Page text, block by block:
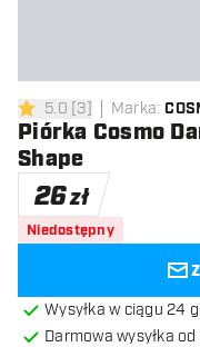
5 gwiazdki oceny
5.0 [3] Marka:
Piórka Cosmo
Shape
26zł
Niedostępny
Wysyłka w ciągu 24
Darmowa wysyłka od